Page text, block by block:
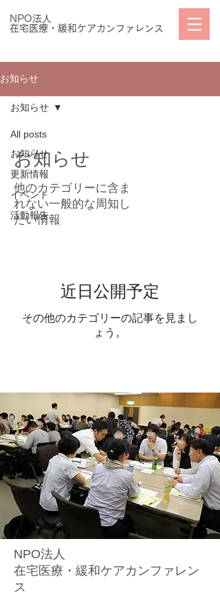
NPO法人
在宅医療・緩和ケアカンファレンス
お知らせ
All posts
お知らせ
更新情報
イベント
活動報告
お知らせ
お知らせ
他のカテゴリーに含ま
れない一般的な周知し
たい情報
近日公開予定
その他のカテゴリーの記事を見まし
ょう。
NPO法人
在宅医療・緩和ケアカンファレン
ス